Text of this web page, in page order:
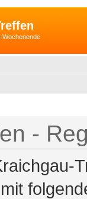
Wochenende
-